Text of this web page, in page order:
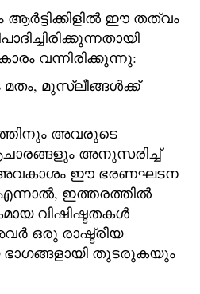
ആര്‍ട്ടിക്കിളില്‍ ഈ തത്വം
വന്നിരിക്കുന്നു:
മുസ്‌ലീങ്ങള്‍ക്ക്
അവരുടെ
അനുസരിച്ച്
അവകാശം ഈ ഭരണഘടന
ഇത്തരത്തില്‍
വിഷിഷ്ടതകള്‍
ഒരു രാഷ്ട്രീയ
തുടരുകയും